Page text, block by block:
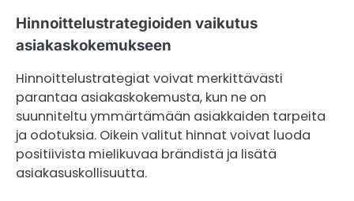
Hinnoittelustrategioiden vaikutus
asiakaskokemukseen
Hinnoittelustrategiat voivat merkittävästi
parantaa asiakaskokemusta, kun ne on
suunniteltu ymmärtämään asiakkaiden tarpeita
ja odotuksia. Oikein valitut hinnat voivat luoda
positiivista mielikuvaa brändistä ja lisätä
asiakasuskollisuutta.